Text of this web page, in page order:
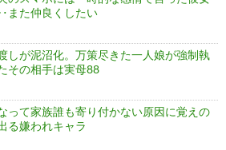
また仲良くしたい
しが泥沼化。万策尽きた一人娘が強制執
その相手は実母88
って家族誰も寄り付かない原因に覚えの
る嫌われキャラ